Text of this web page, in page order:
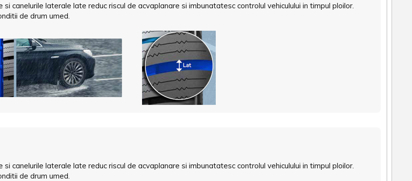
canelurile laterale late reduc riscul de acvaplanare si imbunatatesc controlul vehiculului in timpul ploilor.
de drum umed.
canelurile laterale late reduc riscul de acvaplanare si imbunatatesc controlul vehiculului in timpul ploilor.
de drum umed.